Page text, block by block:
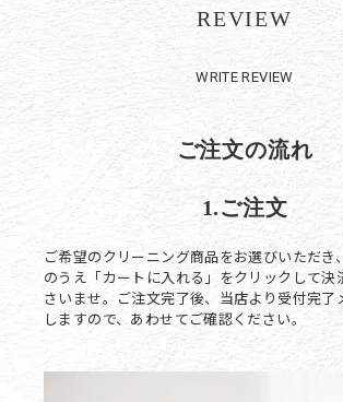
REVIEW
WRITE REVIEW
ご注文の流れ
1.ご注文
ご希望のクリーニング商品をお選びいただき
のうえ「カートに入れる」をクリックして決
さいませ。ご注文完了後、当店より受付完了
しますので、あわせてご確認ください。